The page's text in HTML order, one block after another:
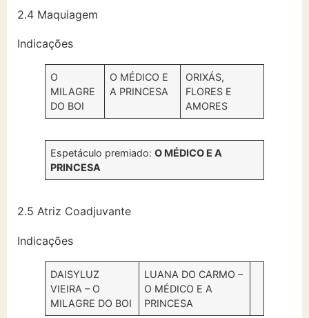
2.4 Maquiagem
Indicações
O
MILAGRE
DO BOI
O MÉDICO E
A PRINCESA
ORIXÁS,
FLORES E
AMORES
Espetáculo premiado:O MÉDICO E A
PRINCESA
2.5 Atriz Coadjuvante
Indicações
DAISYLUZ
VIEIRA – O
MILAGRE DO BOI
LUANA DO CARMO –
O MÉDICO E A
PRINCESA